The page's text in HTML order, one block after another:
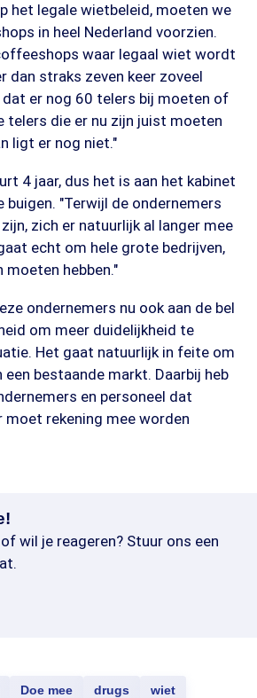
het legale wietbeleid, moeten we
in heel Nederland voorzien.
waar legaal wiet wordt
dan straks zeven keer zoveel
er nog 60 telers bij moeten of
telers die er nu zijn juist moeten
ligt er nog niet."
4 jaar, dus het is aan het kabinet
buigen. "Terwijl de ondernemers
zich er natuurlijk al langer mee
echt om hele grote bedrijven,
moeten hebben."
ondernemers nu ook aan de bel
om meer duidelijkheid te
Het gaat natuurlijk in feite om
een bestaande markt. Daarbij heb
en personeel dat
moet rekening mee worden
wil je reageren? Stuur ons een
Doe mee drugs wiet